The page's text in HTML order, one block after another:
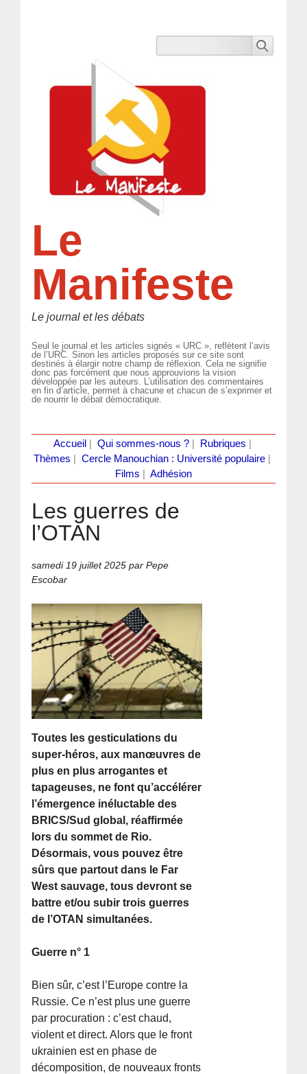
Le
Manifeste
Le journal et les débats
Seul le journal et les articles signés « URC », reflètent l’avis
de l’URC. Sinon les articles proposés sur ce site sont
destinés à élargir notre champ de réflexion. Cela ne signifie
donc pas forcément que nous approuvions la vision
développée par les auteurs. L’utilisation des commentaires
en fin d’article, permet à chacune et chacun de s’exprimer et
de nourrir le débat démocratique.
Accueil Qui sommes-nous ?| Rubriques
Thèmes
Cercle Manouchian : Université populaire
Films
Adhésion
Les guerres de
l’OTAN
samedi 19 juillet 2025 par Pepe
Escobar
Toutes les gesticulations du
super-héros, aux manœuvres de
plus en plus arrogantes et
tapageuses, ne font qu’accélérer
l’émergence inéluctable des
BRICS/Sud global, réaffirmée
lors du sommet de Rio.
Désormais, vous pouvez être
sûrs que partout dans le Far
West sauvage, tous devront se
battre et/ou subir trois guerres
de l’OTAN simultanées.
Guerre n° 1
Bien sûr, c’est l’Europe contre la
Russie. Ce n’est plus une guerre
par procuration : c’est chaud,
violent et direct. Alors que le front
ukrainien est en phase de
décomposition, de nouveaux fronts